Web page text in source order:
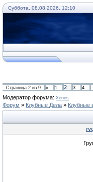
Суббота, 08.08.2026, 12:10
Страница 2 из 9 « 1 2 3 4
Модератор форума: Xenos
Форум » Клубные Дела » Клубные